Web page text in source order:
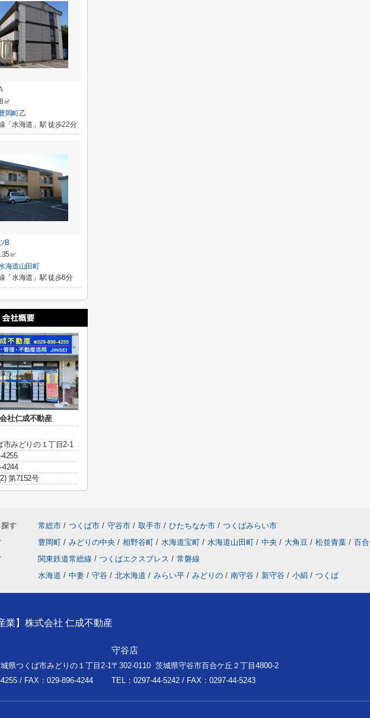
㎡
岡町乙
「水海道」駅 徒歩22分
B
㎡
海道山田町
「水海道」駅 徒歩6分
社仁成不動産
市みどりの１丁目2-1
4255
4244
第7152号
す 常総市 / つくば市 / 守谷市 / 取手市 / ひたちなか市 / つくばみらい市
豊岡町 / みどりの中央 / 相野谷町 / 水海道宝町 / 水海道山田町 / 中央 / 大角豆 / 松並青葉 / 百
関東鉄道常総線 / つくばエクスプレス / 常磐線
水海道 / 中妻 / 守谷 / 北水海道 / みらい平 / みどりの / 南守谷 / 新守谷 / 小絹 / つくば
業】株式会社 仁成不動産
県つくば市みどりの１丁目2-1
/ FAX：029-896-4244
守谷店
〒302-0110 茨城県守谷市百合ケ丘２丁目4800-2
TEL：0297-44-5242 / FAX：0297-44-5243